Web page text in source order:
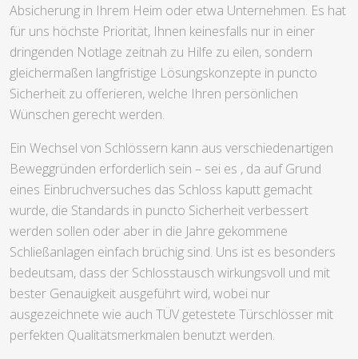
Absicherung in Ihrem Heim oder etwa Unternehmen. Es hat
für uns höchste Priorität, Ihnen keinesfalls nur in einer
dringenden Notlage zeitnah zu Hilfe zu eilen, sondern
gleichermaßen langfristige Lösungskonzepte in puncto
Sicherheit zu offerieren, welche Ihren persönlichen
Wünschen gerecht werden.
Ein Wechsel von Schlössern kann aus verschiedenartigen
Beweggründen erforderlich sein – sei es , da auf Grund
eines Einbruchversuches das Schloss kaputt gemacht
wurde, die Standards in puncto Sicherheit verbessert
werden sollen oder aber in die Jahre gekommene
Schließanlagen einfach brüchig sind. Uns ist es besonders
bedeutsam, dass der Schlosstausch wirkungsvoll und mit
bester Genauigkeit ausgeführt wird, wobei nur
ausgezeichnete wie auch TÜV getestete Türschlösser mit
perfekten Qualitätsmerkmalen benutzt werden.